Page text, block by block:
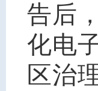
告后
化电
区治